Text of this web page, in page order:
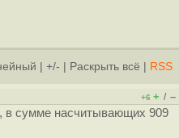
+/- Раскрыть всё RSS
+6 + / –
в сумме насчитывающих 909